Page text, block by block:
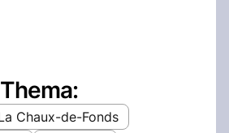
Chaux-de-Fonds